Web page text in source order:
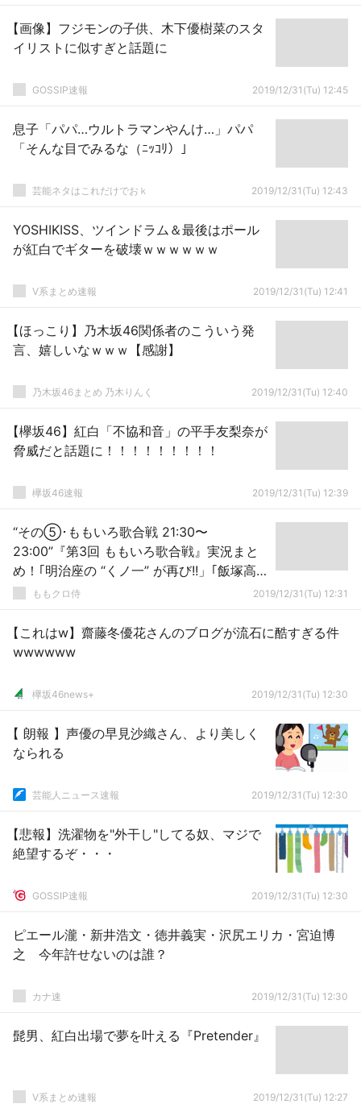
【画像】フジモンの子供、木下優樹菜のスタ
イリストに似すぎと話題に
GOSSIP速報 2019/12/31(Tu) 12:45
息子「パパ…ウルトラマンやんけ…」パパ
「そんな目でみるな（ﾆｯｺﾘ）」
芸能ネタはこれだけでおｋ 2019/12/31(Tu) 12:43
YOSHIKISS、ツインドラム＆最後はポール
が紅白でギターを破壊ｗｗｗｗｗｗ
V系まとめ速報 2019/12/31(Tu) 12:41
【ほっこり】乃木坂46関係者のこういう発
言、嬉しいなｗｗｗ【感謝】
乃木坂46まとめ 乃木りんく 2019/12/31(Tu) 12:40
【欅坂46】紅白「不協和音」の平手友梨奈が
脅威だと話題に！！！！！！！！！
欅坂46速報 2019/12/31(Tu) 12:39
“その⑤･ももいろ歌合戦 21:30〜
23:00”『第3回 ももいろ歌合戦』実況まと
め！｢明治座の “くノ一” が再び!!」｢飯塚高
史、夏菜子にジャイアントスイングww」
ももクロ侍 2019/12/31(Tu) 12:31
【これはw】齋藤冬優花さんのブログが流石に酷すぎる件
wwwwww
欅坂46news+ 2019/12/31(Tu) 12:30
【 朗報 】声優の早見沙織さん、より美しく
なられる
芸能人ニュース速報 2019/12/31(Tu) 12:30
【悲報】洗濯物を"外干し"してる奴、マジで
絶望するぞ・・・
GOSSIP速報 2019/12/31(Tu) 12:30
ピエール瀧・新井浩文・徳井義実・沢尻エリカ・宮迫博
之 今年許せないのは誰？
カナ速 2019/12/31(Tu) 12:30
髭男、紅白出場で夢を叶える『Pretender』
V系まとめ速報 2019/12/31(Tu) 12:27